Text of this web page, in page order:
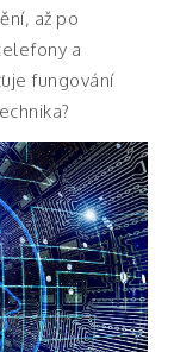
až po
a
fungování